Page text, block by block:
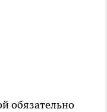
обязательно